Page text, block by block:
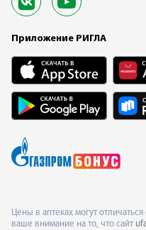
Приложение РИГЛА
Цены в аптеках могут
ваше внимание на то, что сайт